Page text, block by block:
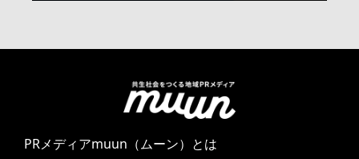
PRメディアmuun（ムーン）とは